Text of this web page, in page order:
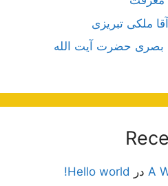
ملکی تبریزی
بصری حضرت آیت الله
A در Hello world!